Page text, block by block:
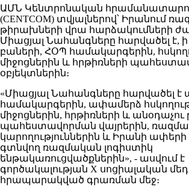
ԱՄՆ Կենտրոնական
(CENTCOM) տվյալներով՝ Իրանում
թիրախների վրա հարձակումների
Միացյալ Նահանգները հարվածել է, ի
բաների, ՀՕՊ համակարգերին,
միջոցներին և հրթիռների
օբյեկտներին։
«Միացյալ Նահանգները հարվածել է
համակարգերին, ափամերձ
միջոցներին, հրթիռների և անօդաչու
պահեստավորման վայրերին,
կարողություններին և Իրանի ափերի
գտնվող ռազմական լոգիստիկ
ենթակառուցվածքներին», - ասվում է
գործակալության X սոցիալական
հրապարակված գրառման մեջ։